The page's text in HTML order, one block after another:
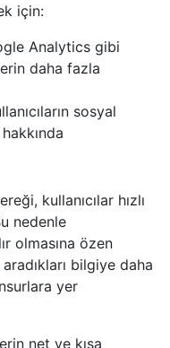
için:
Analytics gibi
daha fazla
sosyal
kullanıcılar hızlı
nedenle
olmasına özen
bilgiye daha
yer
net ve kısa